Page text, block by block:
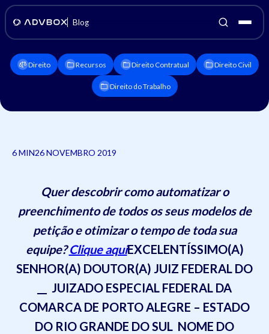
Blog
Direito Recursos Direito Contratual Direito Civil
Direito do Trabalho
6 MIN26 NOVEMBRO 2019
Quer descobrir como automatizar o
preenchimento de todos os seus modelos de
petição e otimizar o tempo de toda sua
equipe?Clique aquiEXCELENTÍSSIMO(A)
SENHOR(A) DOUTOR(A) JUIZ FEDERAL DO
__ JUIZADO ESPECIAL FEDERAL DA
COMARCA DE PORTO ALEGRE – ESTADO
DO RIO GRANDE DO SUL NOME DO